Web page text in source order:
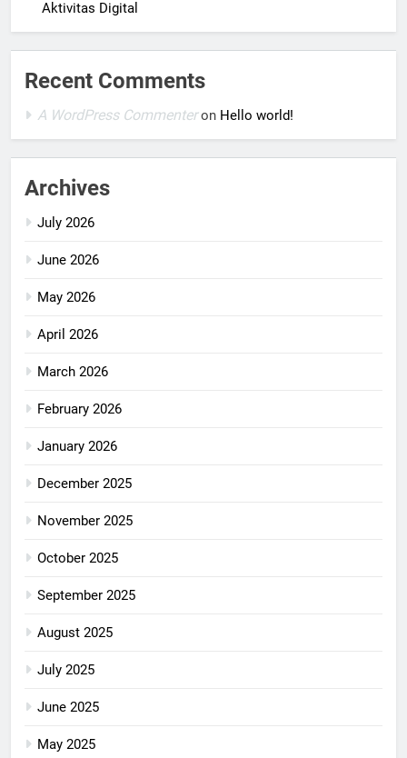
Aktivitas Digital
Recent Comments
A WordPress Commenteron Hello world!
Archives
July 2026
June 2026
May 2026
April 2026
March 2026
February 2026
January 2026
December 2025
November 2025
October 2025
September 2025
August 2025
July 2025
June 2025
May 2025